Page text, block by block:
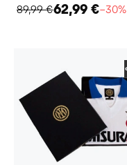
89,99 €62,99 €−30%